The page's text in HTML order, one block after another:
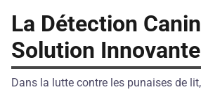
La Détection
Solution Innovante
Dans la lutte contre les punaises de